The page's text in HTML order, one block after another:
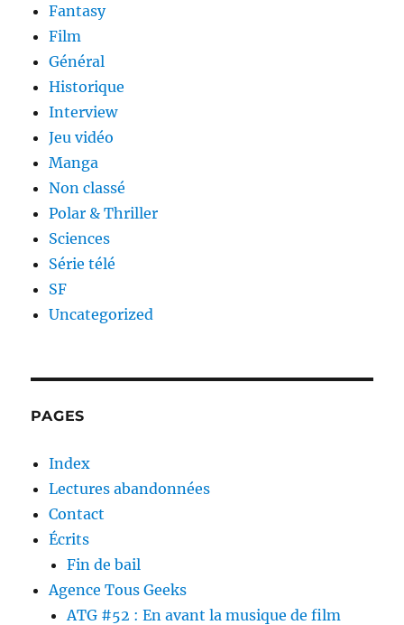
Fantasy
Film
Général
Historique
Interview
Jeu vidéo
Manga
Non classé
Polar & Thriller
Sciences
Série télé
SF
Uncategorized
PAGES
Index
Lectures abandonnées
Contact
Écrits
Fin de bail
Agence Tous Geeks
ATG #52 : En avant la musique de film